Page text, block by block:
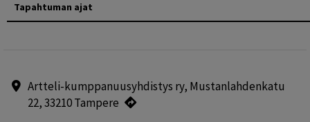
Tapahtuman ajat
Artteli-kumppanuusyhdistys ry, Mustanlahdenkatu
22, 33210 Tampere